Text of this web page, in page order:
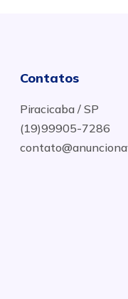
em Piracicaba
Contatos
Piracicaba / SP
(19)99905-7286